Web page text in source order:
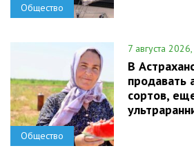
Общество
Общество
7 августа
В
продавать
сортов,